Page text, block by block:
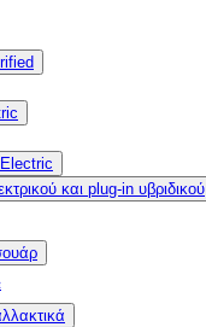
και plug-in υβριδικού